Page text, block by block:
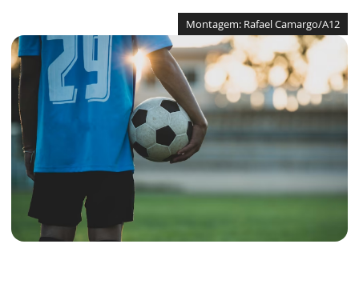
Montagem: Rafael Camargo/A12